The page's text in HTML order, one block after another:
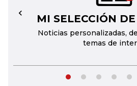
MI SELECCIÓN
Noticias personalizadas,
temas de
←